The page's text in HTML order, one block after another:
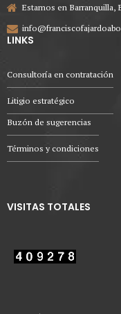
Estamos en Barranquilla,
LINKS
Consultoría en contratación
Litigio estratégico
Buzón de sugerencias
Términos y condiciones
VISITAS TOTALES